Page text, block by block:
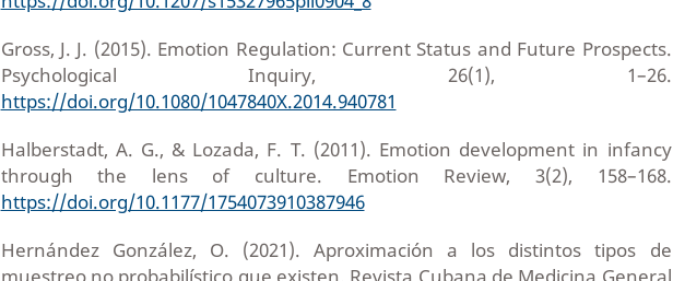
Gross, J. J. (2015). Emotion Regulation: Current Status and Future Prospects.
Psychological Inquiry, 26(1), 1–26.
https://doi.org/10.1080/1047840X.2014.940781
Halberstadt, A. G., & Lozada, F. T. (2011). Emotion development in infancy
through the lens of culture. Emotion Review, 3(2), 158–168.
https://doi.org/10.1177/1754073910387946
Hernández González, O. (2021). Aproximación a los distintos tipos de